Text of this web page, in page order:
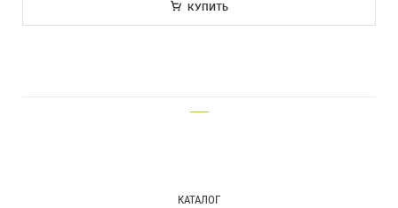
КУПИТЬ
КАТАЛОГ